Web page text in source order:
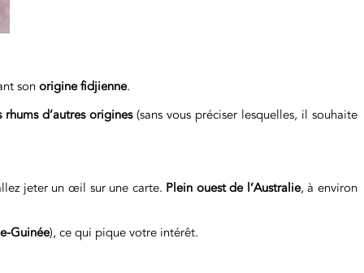
son origine fidjienne.
d’autres origines(sans vous préciser lesquelles, il souhaite
jeter un œil sur une carte. Plein ouest de l’Australie, à environ
Guinée), ce qui pique votre intérêt.